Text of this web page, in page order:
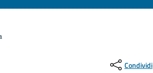
Condividi